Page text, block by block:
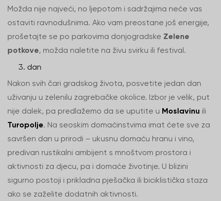
Možda nije najveći, no ljepotom i sadržajima neće vas
ostaviti ravnodušnima. Ako vam preostane još energije,
prošetajte se po parkovima donjogradske Zelene
potkove, možda naletite na živu svirku ili festival.
dan
Nakon svih čari gradskog života, posvetite jedan dan
uživanju u zelenilu zagrebačke okolice. Izbor je velik, put
nije dalek, pa predlažemo da se uputite u Moslavinu ili
Turopolje. Na seoskim domaćinstvima imat ćete sve za
savršen dan u prirodi – ukusnu domaću hranu i vino,
predivan rustikalni ambijent s mnoštvom prostora i
aktivnosti za djecu, pa i domaće životinje. U blizini
sigurno postoji i prikladna pješačka ili biciklistička staza
ako se zaželite dodatnih aktivnosti.